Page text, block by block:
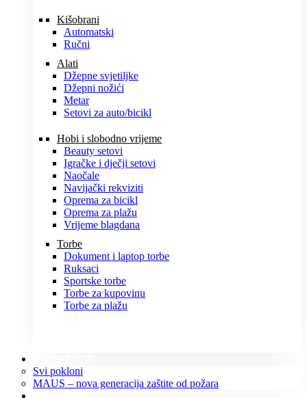
Kišobrani
Automatski
Ručni
Alati
Džepne svjetiljke
Džepni nožići
Metar
Setovi za auto/bicikl
Hobi i slobodno vrijeme
Beauty setovi
Igračke i dječji setovi
Naočale
Navijački rekviziti
Oprema za bicikl
Oprema za plažu
Vrijeme blagdana
Torbe
Dokument i laptop torbe
Ruksaci
Sportske torbe
Torbe za kupovinu
Torbe za plažu
Svi pokloni
MAUS – nova generacija zaštite od požara